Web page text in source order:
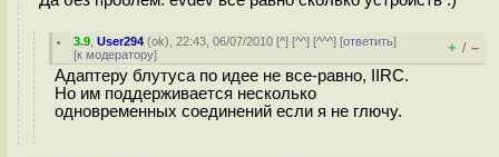
3.9 ,User294 (ok), 22:43, 06/07/2010 [^] [^^] [^^^] [ответить]
[к модератору] + / –
Адаптеру блутуса по идее не все-равно, IIRC.
Но им поддерживается несколько
одновременных соединений если я не глючу.